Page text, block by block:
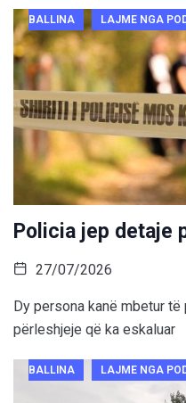
BALLINA LAJME NGA
Policia jep detaje
27/07/2026
Dy persona kanë mbetur
përleshjeje që ka eskaluar
BALLINA LAJME NGA